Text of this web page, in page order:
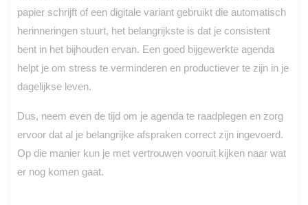
papier schrijft of een digitale variant gebruikt die automatisch
herinneringen stuurt, het belangrijkste is dat je consistent
bent in het bijhouden ervan. Een goed bijgewerkte agenda
helpt je om stress te verminderen en productiever te zijn in je
dagelijkse leven.
Dus, neem even de tijd om je agenda te raadplegen en zorg
ervoor dat al je belangrijke afspraken correct zijn ingevoerd.
Op die manier kun je met vertrouwen vooruit kijken naar wat
er nog komen gaat.